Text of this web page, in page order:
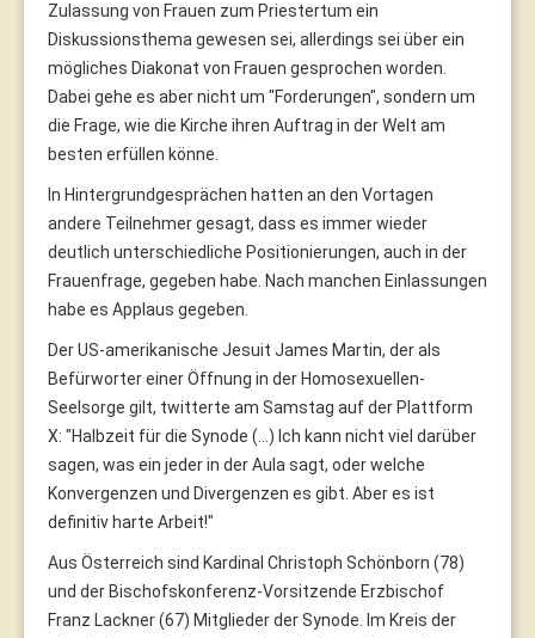
Zulassung von Frauen zum Priestertum ein
Diskussionsthema gewesen sei, allerdings sei über ein
mögliches Diakonat von Frauen gesprochen worden.
Dabei gehe es aber nicht um "Forderungen", sondern um
die Frage, wie die Kirche ihren Auftrag in der Welt am
besten erfüllen könne.
In Hintergrundgesprächen hatten an den Vortagen
andere Teilnehmer gesagt, dass es immer wieder
deutlich unterschiedliche Positionierungen, auch in der
Frauenfrage, gegeben habe. Nach manchen Einlassungen
habe es Applaus gegeben.
Der US-amerikanische Jesuit James Martin, der als
Befürworter einer Öffnung in der Homosexuellen-
Seelsorge gilt, twitterte am Samstag auf der Plattform
X: "Halbzeit für die Synode (...) Ich kann nicht viel darüber
sagen, was ein jeder in der Aula sagt, oder welche
Konvergenzen und Divergenzen es gibt. Aber es ist
definitiv harte Arbeit!"
Aus Österreich sind Kardinal Christoph Schönborn (78)
und der Bischofskonferenz-Vorsitzende Erzbischof
Franz Lackner (67) Mitglieder der Synode. Im Kreis der